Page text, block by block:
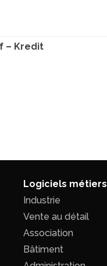
– Kredit
Logiciels métiers
Industrie
Vente au détail
Association
Bâtiment